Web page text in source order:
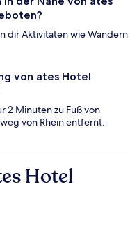
dir Aktivitäten wie Wandern
von ates Hotel
2 Minuten zu Fuß von
von Rhein entfernt.
Hotel